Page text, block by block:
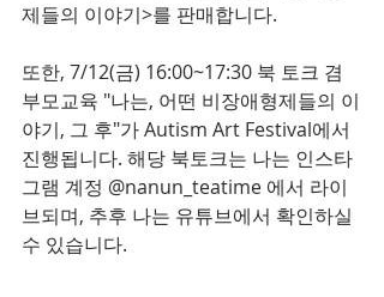
제들의 이야기>를 판매합니다.
또한, 7/12(금) 16:00~17:30 북 토크 겸
부모교육 "나는, 어떤 비장애형제들의 이
야기, 그 후"가 Autism Art Festival에서
진행됩니다. 해당 북토크는 나는 인스타
그램 계정 @nanun_teatime 에서 라이
브되며, 추후 나는 유튜브에서 확인하실
수 있습니다.